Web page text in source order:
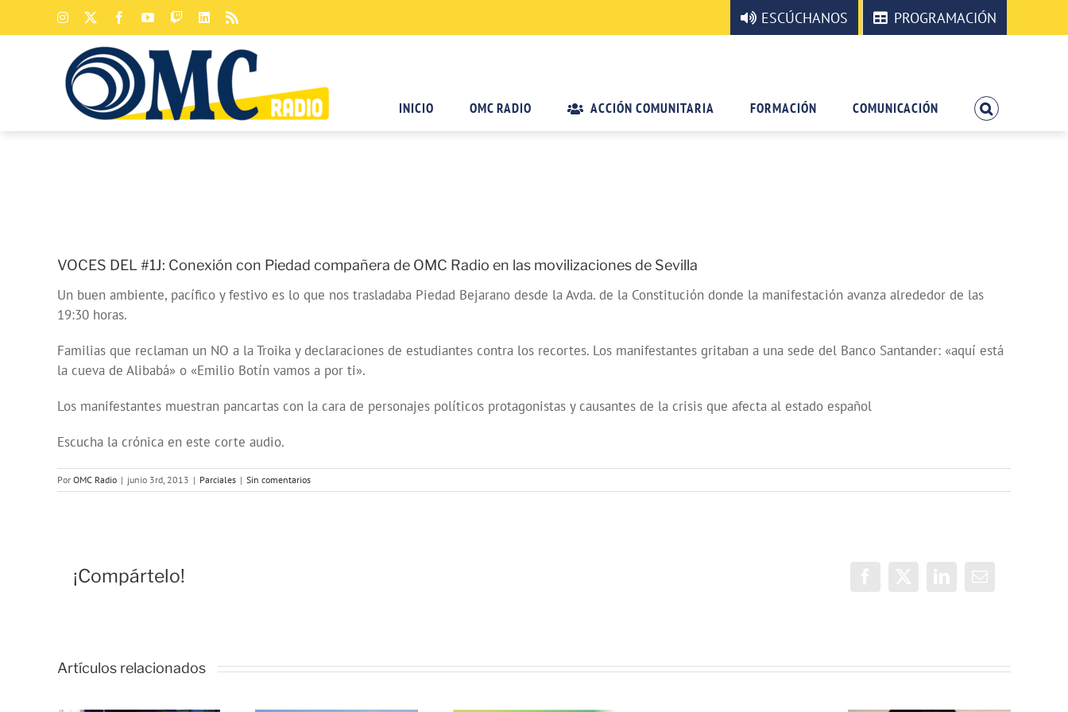
Instagram FacebookYouTube
TwitchLinkedIn ESCÚCHANOS PROGRAMACIÓN
INICIO OMC RADIO ACCIÓN COMUNITARIA FORMACIÓN COMUNICACIÓN
VOCES DEL #1J: Conexión con Piedad compañera de OMC Radio en las movilizaciones de Sevilla
Un buen ambiente, pacífico y festivo es lo que nos trasladaba Piedad Bejarano desde la Avda. de la Constitución donde la manifestación avanza alrededor de las
19:30 horas.
Familias que reclaman un NO a la Troika y declaraciones de estudiantes contra los recortes. Los manifestantes gritaban a una sede del Banco Santander: «aquí está
la cueva de Alibabá» o «Emilio Botín vamos a por ti».
Los manifestantes muestran pancartas con la cara de personajes políticos protagonistas y causantes de la crisis que afecta al estado español
Escucha la crónica en este corte audio.
Por OMC Radio | junio 3rd, 2013 | Parciales | Sin comentarios
¡Compártelo!
Artículos relacionados